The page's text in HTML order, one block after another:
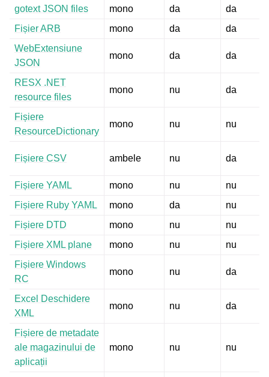
gotext JSON files mono da
da
Fișier ARB
mono da
da
WebExtensiune
JSON
mono da da
RESX .NET
resource files
mono nu da
Fișiere
ResourceDictionary
mono nu nu
Fișiere CSV ambele nu da
Fișiere YAML mono nu
nu
Fișiere Ruby YAML
mono da
nu
Fișiere DTD
mono nu
nu
Fișiere XML plane
mono nu
nu
Fișiere Windows
RC
mono nu da
Excel Deschidere
XML
mono nu da
Fișiere de metadate
ale magazinului de
aplicații
mono nu nu